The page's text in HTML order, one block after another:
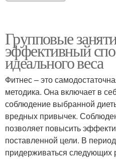
Групповые
эффективный
идеального веса
Фитнес – это
методика. Она включает в
соблюдение выбранной
вредных привычек.
позволяет повысить
поставленной цели. В
придерживаться следующих